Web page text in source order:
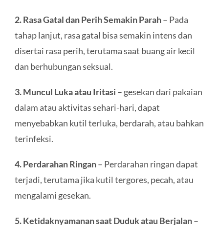
2. Rasa Gatal dan Perih Semakin Parah– Pada
tahap lanjut, rasa gatal bisa semakin intens dan
disertai rasa perih, terutama saat buang air kecil
dan berhubungan seksual.
3. Muncul Luka atau Iritasi – gesekan dari pakaian
dalam atau aktivitas sehari-hari, dapat
menyebabkan kutil terluka, berdarah, atau bahkan
terinfeksi.
4. Perdarahan Ringan– Perdarahan ringan dapat
terjadi, terutama jika kutil tergores, pecah, atau
mengalami gesekan.
5. Ketidaknyamanan saat Duduk atau Berjalan–